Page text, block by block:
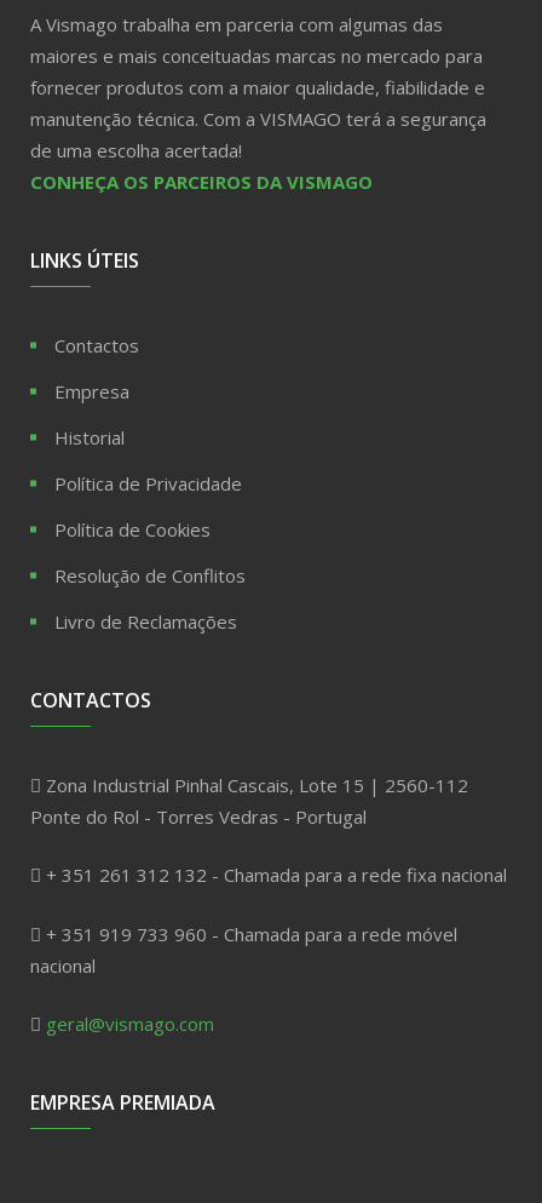
A Vismago trabalha em parceria com algumas das
maiores e mais conceituadas marcas no mercado para
fornecer produtos com a maior qualidade, fiabilidade e
manutenção técnica. Com a VISMAGO terá a segurança
de uma escolha acertada!
CONHEÇA OS PARCEIROS DA VISMAGO
LINKS ÚTEIS
Contactos
Empresa
Historial
Política de Privacidade
Política de Cookies
Resolução de Conflitos
Livro de Reclamações
CONTACTOS
Zona Industrial Pinhal Cascais, Lote 15 | 2560-112
Ponte do Rol - Torres Vedras - Portugal
+ 351 261 312 132 - Chamada para a rede fixa nacional
+ 351 919 733 960 - Chamada para a rede móvel
nacional
geral@vismago.com
EMPRESA PREMIADA